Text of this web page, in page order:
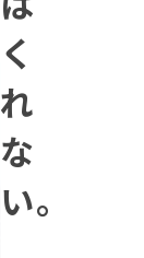
く
れ
な
い。